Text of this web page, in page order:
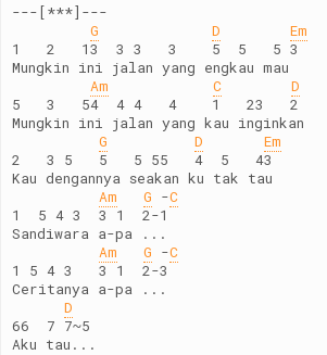
---[***]---
G
D
Em
1   2   13  3 3   3    5  5   5 3
Mungkin ini jalan yang engkau mau
Am
C
D
5   3   54  4 4   4    1   23   2
Mungkin ini jalan yang kau inginkan
G
D
Em
2   3 5   5   5 55   4  5   43
Kau dengannya seakan ku tak tau
Am
G -C
1  5 4 3  3 1  2-1
Sandiwara a-pa ...
Am
G -C
1 5 4 3   3 1  2-3
Ceritanya a-pa ...
D
66  7 7~5
Aku tau...